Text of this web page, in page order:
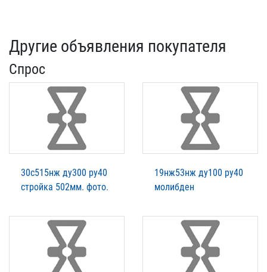
Другие объявления покупателя
Спрос
30с515нж ду300 ру40
стройка 502мм. фото.
19нж53нж ду100 ру40
молибден